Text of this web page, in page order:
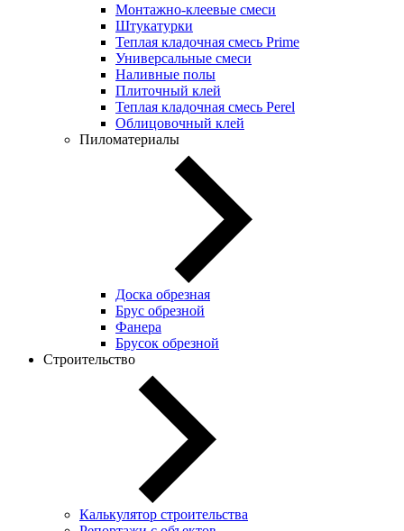
Монтажно-клеевые смеси
Штукатурки
Теплая кладочная смесь Prime
Универсальные смеси
Наливные полы
Плиточный клей
Теплая кладочная смесь Perel
Облицовочный клей
Пиломатериалы
Доска обрезная
Брус обрезной
Фанера
Брусок обрезной
Строительство
Калькулятор строительства